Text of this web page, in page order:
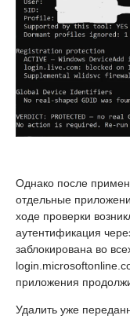
Однако после
отдельные
ходе проверки
аутентификация
заблокирована во
приложения
Удалить уже